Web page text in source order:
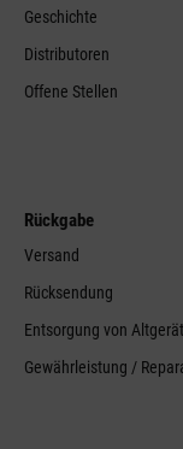
Geschichte
Distributoren
Offene Stellen
Rückgabe
Versand
Rücksendung
Entsorgung von
Gewährleistung /